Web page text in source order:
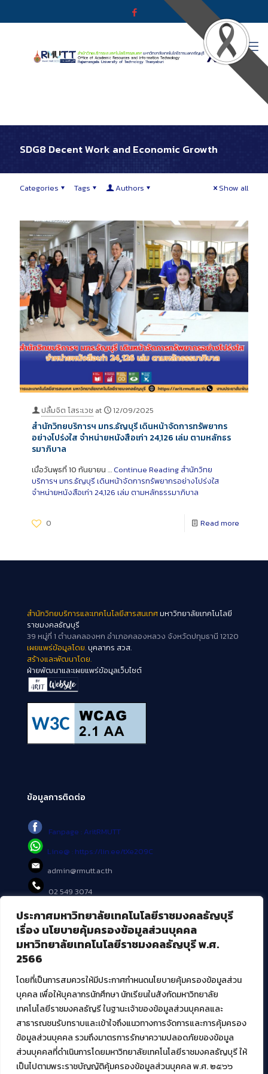
ประกาศมหาวิทยาลัยเทคโนโลยีราชมงคลธัญบุรี
เรื่อง นโยบายคุ้มครองข้อมูลส่วนบุคคล
มหาวิทยาลัยเทคโนโลยีราชมงคลธัญบุรี พ.ศ.
2566
โดยที่เป็นการสมควรให้มีประกาศกำหนดนโยบายคุ้มครองข้อมูลส่วน
บุคคล เพื่อให้บุคลากรนักศึกษา นักเรียนในสังกัดมหาวิทยาลัย
เทคโนโลยีราชมงคลธัญรี ในฐานะเจ้าของข้อมูลส่วนบุคคลและ
สาธารณชนรับทราบและเข้าใจถึงแนวทางการจัดการและการคุ้มครอง
ข้อมูลส่วนบุคคล รวมถึงมาตรการรักษาความปลอดภัยของข้อมูล
ส่วนบุคคลที่ดำเนินการโดยมหาวิทยาลัยเทคโนโลยีราชมงคลธัญบุรี ให้
เป็นไปตามพระราชบัญญัติคุ้มครองข้อมูลส่วนบุคคล พ.ศ. ๒๕๖๖
SDG8 Decent Work and Economic Growth
Categories Tags Authors Show all
ปลื้มจิต โสระเวช at 12/09/2025
สำนักวิทยบริการฯ มทร.ธัญบุรี เดินหน้าจัดการทรัพยากร
อย่างโปร่งใส จำหน่ายหนังสือเก่า 24,126 เล่ม ตามหลักธร
รมาภิบาล
เมื่อวันพุธที่ 10 กันยายน … Continue Reading สำนักวิทย
บริการฯ มทร.ธัญบุรี เดินหน้าจัดการทรัพยากรอย่างโปร่งใส
จำหน่ายหนังสือเก่า 24,126 เล่ม ตามหลักธรรมาภิบาล
0 Read more
สำนักวิทยบริการและเทคโนโลยีสารสนเทศมหาวิทยาลัยเทคโนโลยี
ราชมงคลธัญบุรี
39 หมู่ที่ 1 ตำบลคลองหก อำเภอคลองหลวง จังหวัดปทุมธานี 12120
เผยแพร่ข้อมูลโดย.บุคลากร สวส.
สร้างและพัฒนาโดย.
ฝ่ายพัฒนาและเผยแพร่ข้อมูลเว็บไซต์
ข้อมูลการติดต่อ
Fanpage : AritRMUTT
Line@ : https://lin.ee/tXe209C
admin@rmutt.ac.th
02 549 3074
บริการอื่นๆ ของ สวส.
ศูนย์สื่อดิจิทัล
ศูนย์นวัตกรรมและความรู้
สมัยใหม่ (MoSeC)
งานบริการวิชาการให้กับหน่วยงานภายนอก
โครงการส่งเสริมและพัฒนาผู้ประกอบการ SME โดย. มทร.ธัญบุรี
กิจกรรมการเชื่อมโยงเครือข่ายผู้ให้บริการเครื่องจักรกลทางการ